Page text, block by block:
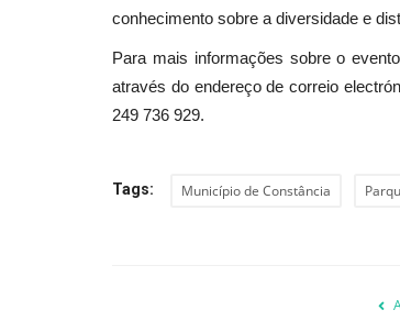
conhecimento sobre a diversidade e
Para mais informações sobre o
através do endereço de correio
249 736 929.
Tags: Município de Constância
Exposição “ Da